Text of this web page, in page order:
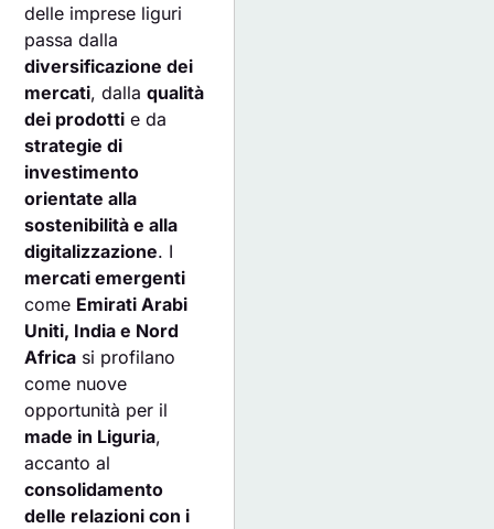
delle imprese liguri
passa dalla
diversificazione dei
mercati, dallaqualità
dei prodotti e da
strategie di
investimento
orientate alla
sostenibilità e alla
digitalizzazione. I
mercati emergenti
come Emirati Arabi
Uniti, India e Nord
Africa si profilano
come nuove
opportunità per il
made in Liguria,
accanto al
consolidamento
delle relazioni con i